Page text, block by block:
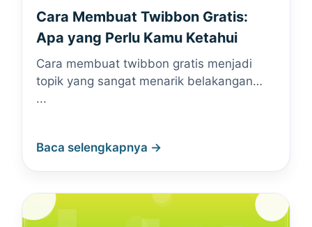
Cara Membuat Twibbon Gratis:
Apa yang Perlu Kamu Ketahui
Cara membuat twibbon gratis menjadi
topik yang sangat menarik belakangan…
...
Baca selengkapnya →